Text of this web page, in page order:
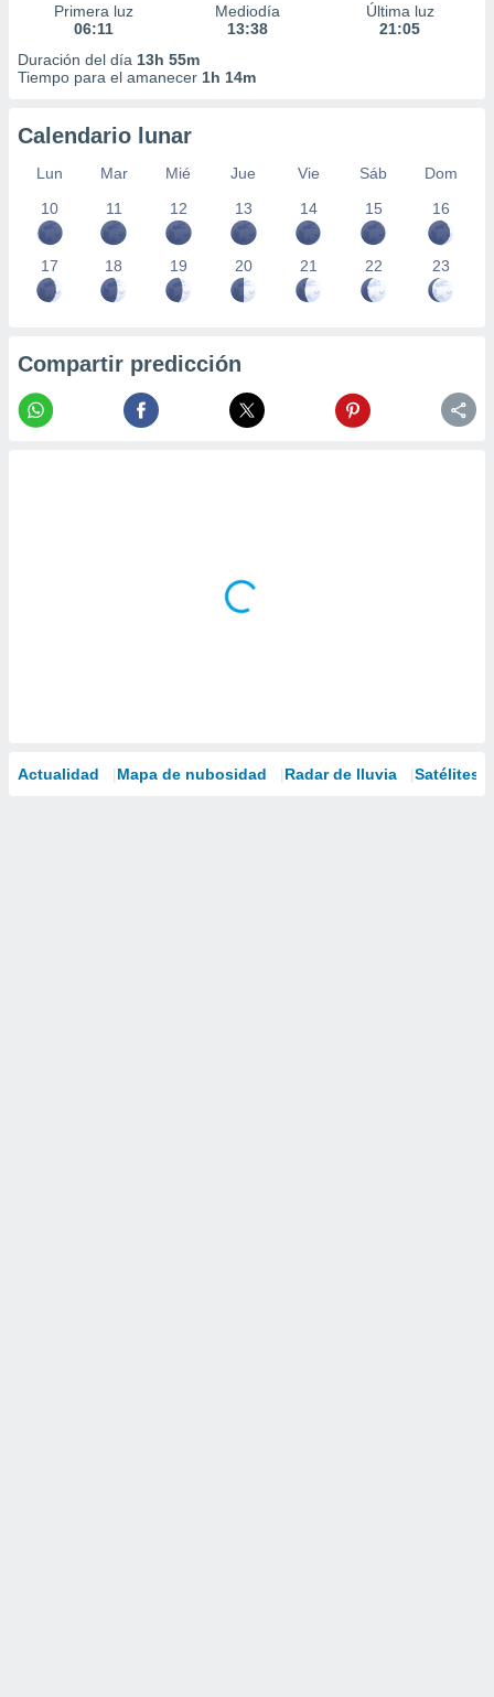
Primera luz
06:11
Mediodía
13:38
Última luz
21:05
Duración del día 13h 55m
Tiempo para el amanecer 1h 14m
Calendario lunar
Lun Mar Mié Jue Vie Sáb
Dom
10
11 12 13 14 15 16
17 18 19 20 21 22 23
Compartir predicción
Actualidad Mapa de nubosidad Radar de lluvia Satélites